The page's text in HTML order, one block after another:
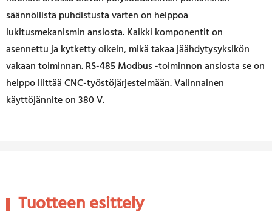
säännöllistä puhdistusta varten on helppoa
lukitusmekanismin ansiosta. Kaikki komponentit on
asennettu ja kytketty oikein, mikä takaa jäähdytysyksikön
vakaan toiminnan. RS-485 Modbus -toiminnon ansiosta se on
helppo liittää CNC-työstöjärjestelmään. Valinnainen
käyttöjännite on 380 V.
Tuotteen esittely